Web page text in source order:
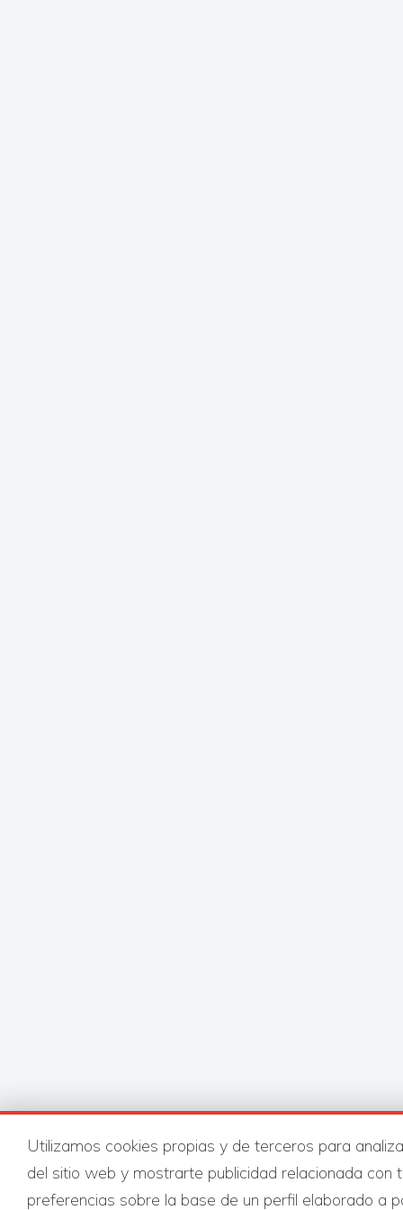
Utilizamos cookies propias y de terceros para
del sitio web y mostrarte publicidad relacionada con
preferencias sobre la base de un perfil elaborado a